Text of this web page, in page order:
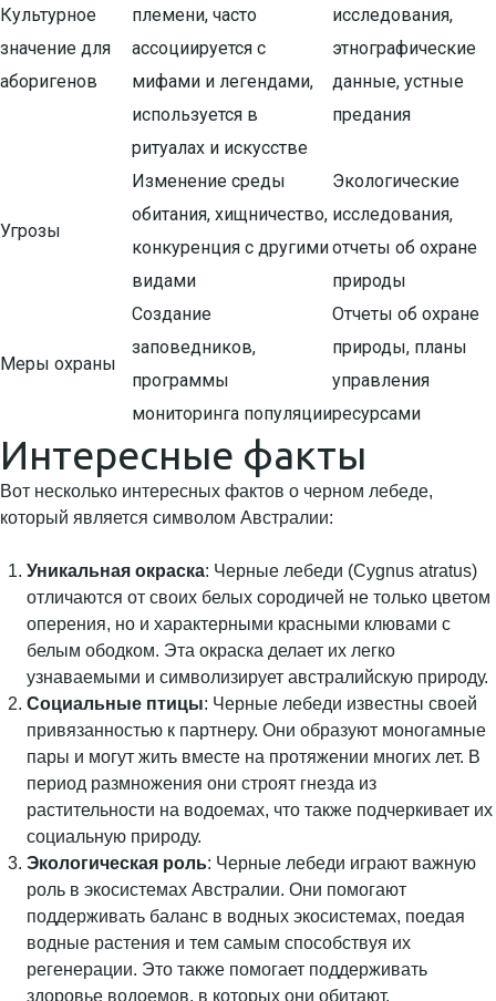
Культурное
значение для
аборигенов
племени, часто
ассоциируется с
мифами и легендами,
используется в
ритуалах и искусстве
исследования,
этнографические
данные, устные
предания
Угрозы
Изменение среды
обитания, хищничество,
конкуренция с другими
видами
Экологические
исследования,
отчеты об охране
природы
Меры охраны
Создание
заповедников,
программы
мониторинга популяции
Отчеты об охране
природы, планы
управления
ресурсами
Интересные факты
Вот несколько интересных фактов о черном лебеде,
который является символом Австралии:
Уникальная окраска: Черные лебеди (Cygnus atratus)
отличаются от своих белых сородичей не только цветом
оперения, но и характерными красными клювами с
белым ободком. Эта окраска делает их легко
узнаваемыми и символизирует австралийскую природу.
Социальные птицы: Черные лебеди известны своей
привязанностью к партнеру. Они образуют моногамные
пары и могут жить вместе на протяжении многих лет. В
период размножения они строят гнезда из
растительности на водоемах, что также подчеркивает их
социальную природу.
Экологическая роль: Черные лебеди играют важную
роль в экосистемах Австралии. Они помогают
поддерживать баланс в водных экосистемах, поедая
водные растения и тем самым способствуя их
регенерации. Это также помогает поддерживать
здоровье водоемов, в которых они обитают.